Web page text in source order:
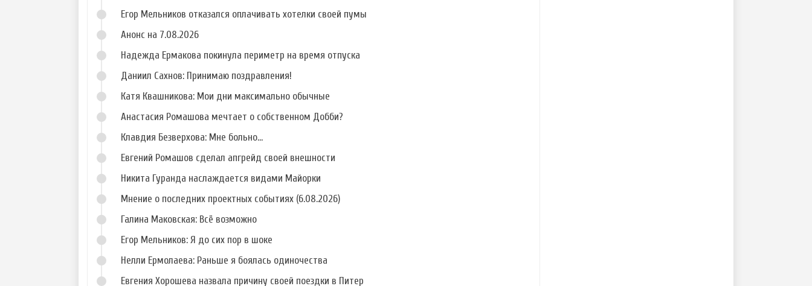
Егор Мельников отказался оплачивать хотелки своей пумы
Анонс на 7.08.2026
Надежда Ермакова покинула периметр на время отпуска
Даниил Сахнов: Принимаю поздравления!
Катя Квашникова: Мои дни максимально обычные
Анастасия Ромашова мечтает о собственном Добби?
Клавдия Безверхова: Мне больно...
Евгений Ромашов сделал апгрейд своей внешности
Никита Гуранда наслаждается видами Майорки
Мнение о последних проектных событиях (6.08.2026)
Галина Маковская: Всё возможно
Егор Мельников: Я до сих пор в шоке
Нелли Ермолаева: Раньше я боялась одиночества
Евгения Хорошева назвала причину своей поездки в Питер